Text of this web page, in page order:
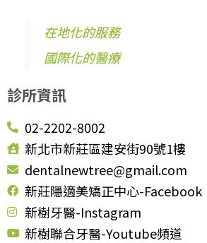
在地化的服務
國際化的醫療
診所資訊
02-2202-8002
新北市新莊區建安街90號1樓
dentalnewtree@gmail.com
新莊隱適美矯正中心-Facebook
新樹牙醫-Instagram
新樹聯合牙醫-Youtube頻道